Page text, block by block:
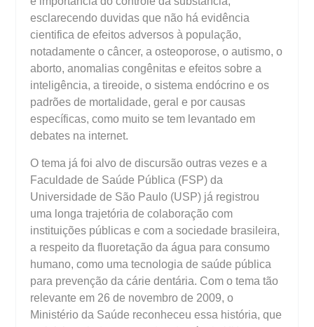
esclarecendo duvidas que não há evidência
cientifica de efeitos adversos à população,
notadamente o câncer, a osteoporose, o autismo, o
aborto, anomalias congênitas e efeitos sobre a
inteligência, a tireoide, o sistema endócrino e os
padrões de mortalidade, geral e por causas
específicas, como muito se tem levantado em
debates na internet.
O tema já foi alvo de discursão outras vezes e a
Faculdade de Saúde Pública (FSP) da
Universidade de São Paulo (USP) já registrou
uma longa trajetória de colaboração com
instituições públicas e com a sociedade brasileira,
a respeito da fluoretação da água para consumo
humano, como uma tecnologia de saúde pública
para prevenção da cárie dentária. Com o tema tão
relevante em 26 de novembro de 2009, o
Ministério da Saúde reconheceu essa história, que